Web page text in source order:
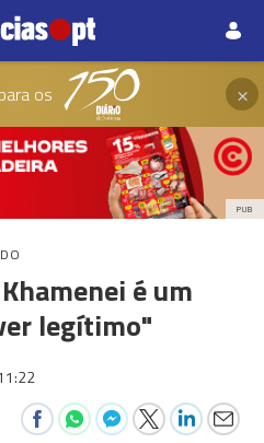
para os ×
PUB
é um
legítimo"